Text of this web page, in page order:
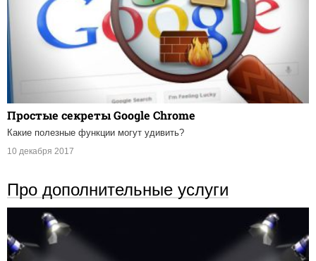
Простые секреты Google Chrome
Какие полезные функции могут удивить?
10 декабря 2017
Про дополнительные услуги